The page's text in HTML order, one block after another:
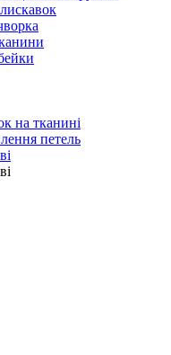
на тканині
петель